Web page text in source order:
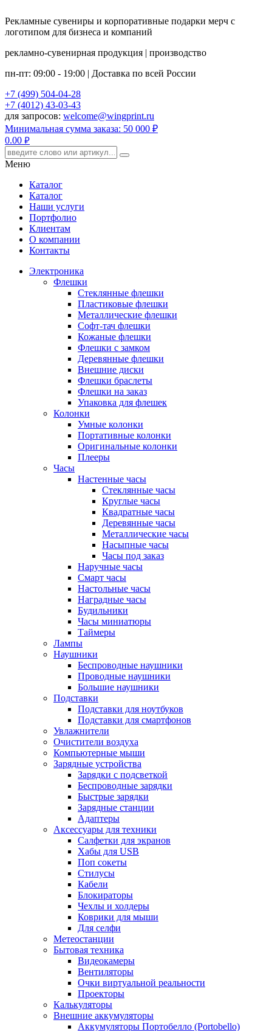
Рекламные сувениры и корпоративные подарки мерч с
логотипом для бизнеса и компаний
рекламно-сувенирная продукция | производство
пн-пт: 09:00 - 19:00 | Доставка по всей России
+7 (499) 504-04-28
+7 (4012) 43-03-43
для запросов: welcome@wingprint.ru
Минимальная сумма заказа: 50 000 ₽
0.00 руб.
Меню
Каталог
Каталог
Наши услуги
Портфолио
Клиентам
О компании
Контакты
Электроника
Флешки
Стеклянные флешки
Пластиковые флешки
Металлические флешки
Софт-тач флешки
Кожаные флешки
Флешки с замком
Деревянные флешки
Внешние диски
Флешки браслеты
Флешки на заказ
Упаковка для флешек
Колонки
Умные колонки
Портативные колонки
Оригинальные колонки
Плееры
Часы
Настенные часы
Стеклянные часы
Круглые часы
Квадратные часы
Деревянные часы
Металлические часы
Насыпные часы
Часы под заказ
Наручные часы
Смарт часы
Настольные часы
Наградные часы
Будильники
Часы миниатюры
Таймеры
Лампы
Наушники
Беспроводные наушники
Проводные наушники
Большие наушники
Подставки
Подставки для ноутбуков
Подставки для смартфонов
Увлажнители
Очистители воздуха
Компьютерные мыши
Зарядные устройства
Зарядки с подсветкой
Беспроводные зарядки
Быстрые зарядки
Зарядные станции
Адаптеры
Аксессуары для техники
Салфетки для экранов
Хабы для USB
Поп сокеты
Стилусы
Кабели
Блокираторы
Чехлы и холдеры
Коврики для мыши
Для селфи
Метеостанции
Бытовая техника
Видеокамеры
Вентиляторы
Очки виртуальной реальности
Проекторы
Калькуляторы
Внешние аккумуляторы
Аккумуляторы Портобелло (Portobello)